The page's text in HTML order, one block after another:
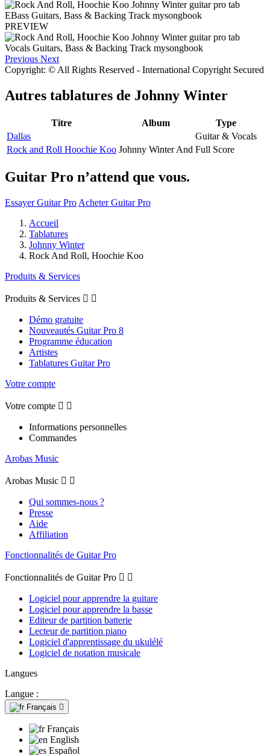
PREVIEW
Previous Next
Copyright: © All Rights Reserved - International Copyright Secured
Autres tablatures de Johnny Winter
Titre Album
Type
Dallas
Guitar & Vocals
Rock and Roll Hoochie Koo Johnny Winter And Full Score
Guitar Pro n’attend que vous.
Essayer Guitar Pro Acheter Guitar Pro
Accueil
Tablatures
Johnny Winter
Rock And Roll, Hoochie Koo
Produits & Services
Produits & Services  
Démo gratuite
Nouveautés Guitar Pro 8
Programme éducation
Artistes
Tablatures Guitar Pro
Votre compte
Votre compte  
Informations personnelles
Commandes
Arobas Music
Arobas Music  
Qui sommes-nous ?
Presse
Aide
Affiliation
Fonctionnalités de Guitar Pro
Fonctionnalités de Guitar Pro  
Logiciel pour apprendre la guitare
Logiciel pour apprendre la basse
Editeur de partition batterie
Lecteur de partition piano
Logiciel d'apprentissage du ukulélé
Logiciel de notation musicale
Langues
Langue :
Français 
Français
English
Español